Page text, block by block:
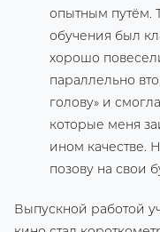
опытным путём.
обучения был
хорошо
параллельно
голову» и
которые меня
ином качестве.
позову на свои
Выпускной работой